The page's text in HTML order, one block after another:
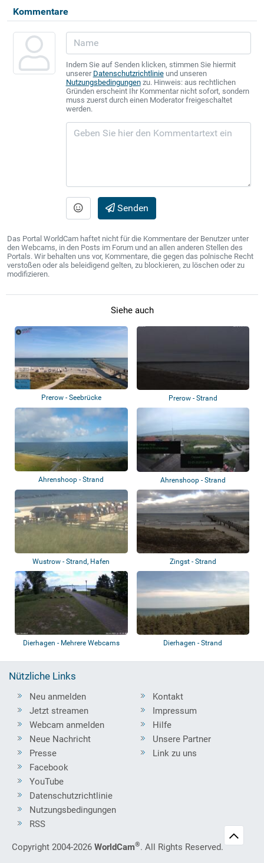
Kommentare
Indem Sie auf Senden klicken, stimmen Sie hiermit
unserer Datenschutzrichtlinieund unseren
Nutzungsbedingungenzu. Hinweis: aus rechtlichen
Gründen erscheint Ihr Kommentar nicht sofort, sondern
muss zuerst durch einen Moderator freigeschaltet
werden.
Senden
Das Portal WorldCam haftet nicht für die Kommentare der Benutzer unter
den Webcams, in den Posts im Forum und an allen anderen Stellen des
Portals. Wir behalten uns vor, Kommentare, die gegen das polnische Recht
verstoßen oder als beleidigend gelten, zu blockieren, zu löschen oder zu
modifizieren.
Siehe auch
Prerow - Seebrücke Prerow - Strand
Ahrenshoop - Strand Ahrenshoop - Strand
Wustrow - Strand, Hafen Zingst - Strand
Dierhagen - Mehrere Webcams Dierhagen - Strand
Nützliche Links
Neu anmelden
Jetzt streamen
Webcam anmelden
Neue Nachricht
Presse
Kontakt
Impressum
Hilfe
Unsere Partner
Link zu uns
Facebook
YouTube
Datenschutzrichtlinie
Nutzungsbedingungen
RSS
Copyright 2004-2026 WorldCam®. All Rights Reserved.